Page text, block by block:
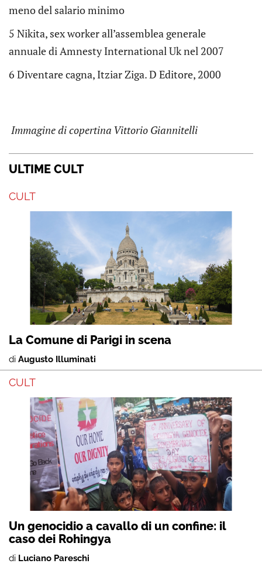
meno del salario minimo
5 Nikita, sex worker all’assemblea generale
annuale di Amnesty International Uk nel 2007
6 Diventare cagna, Itziar Ziga. D Editore, 2000
Immagine di copertina Vittorio Giannitelli
ULTIME CULT
CULT
La Comune di Parigi in scena
di Augusto Illuminati
CULT
Un genocidio a cavallo di un confine: il
caso dei Rohingya
di Luciano Pareschi